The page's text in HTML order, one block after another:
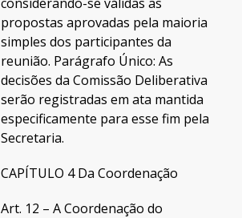
propostas aprovadas pela maioria
simples dos participantes da
reunião. Parágrafo Único: As
decisões da Comissão Deliberativa
serão registradas em ata mantida
especificamente para esse fim pela
Secretaria.
CAPÍTULO 4 Da Coordenação
Art. 12 – A Coordenação do